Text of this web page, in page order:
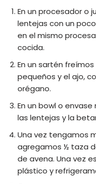
En un procesador o
lentejas con un
en el mismo
cocida.
En un sartén
pequeños y el ajo,
orégano.
En un bowl o
las lentejas y la
Una vez tengamos
agregamos ½ taza
de avena. Una vez
plástico y